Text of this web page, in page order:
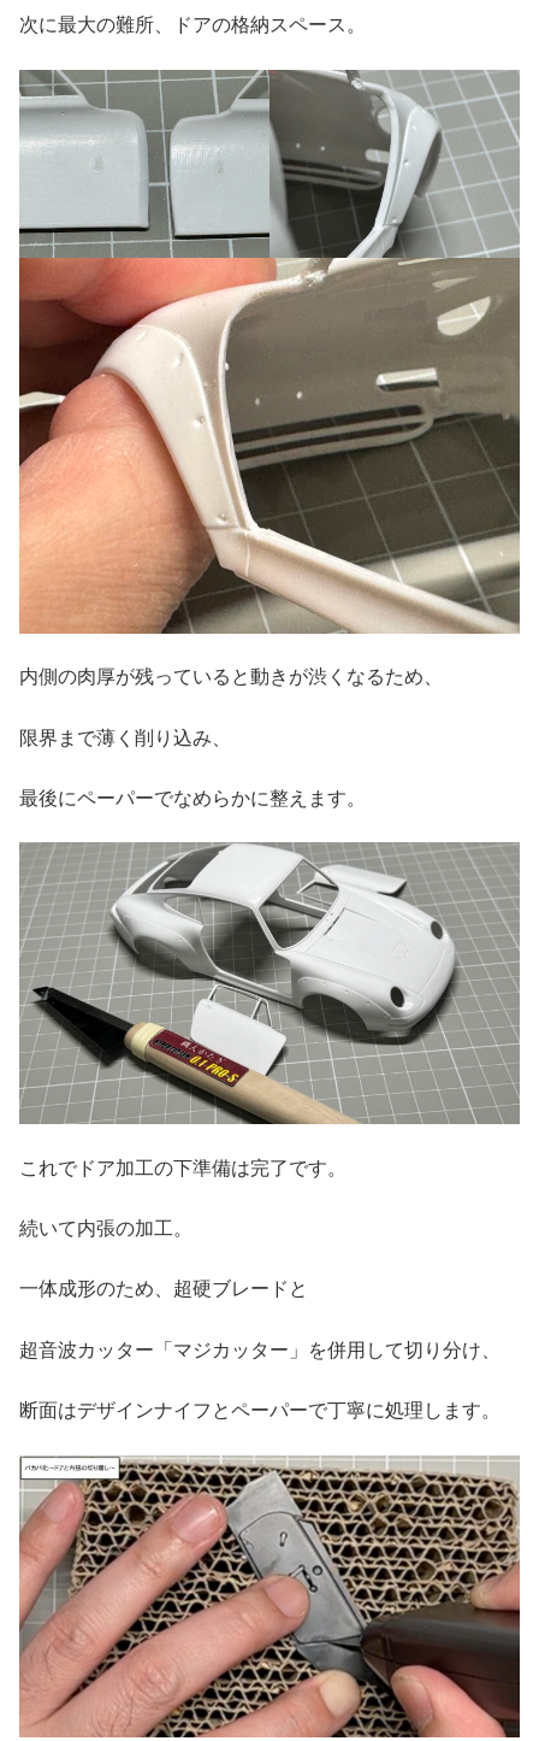
次に最大の難所、ドアの格納スペース。
内側の肉厚が残っていると動きが渋くなるため、
限界まで薄く削り込み、
最後にペーパーでなめらかに整えます。
これでドア加工の下準備は完了です。
続いて内張の加工。
一体成形のため、超硬ブレードと
超音波カッター「マジカッター」を併用して切り分け、
断面はデザインナイフとペーパーで丁寧に処理します。